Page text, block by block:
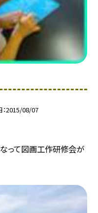
2015/08/07
って図画工作研修会が